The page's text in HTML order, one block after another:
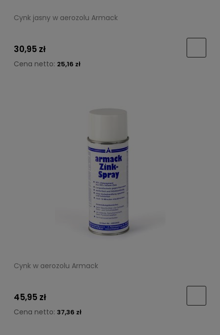
Cynk jasny w aerozolu Armack
30,95 zł
Cena netto: 25,16 zł
Cynk w aerozolu Armack
45,95 zł
Cena netto: 37,36 zł